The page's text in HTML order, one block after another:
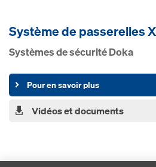
Sys­tème de pas­se­relles
Sys­tèm­es de sé­c­u­ri­té Doka
Pour en savoir plus
Vidéos et documents